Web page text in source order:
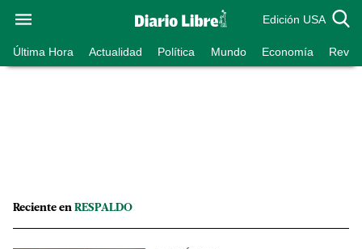
Edición USA
Última Hora Actualidad Política Mundo Economía
Reciente en RESPALDO